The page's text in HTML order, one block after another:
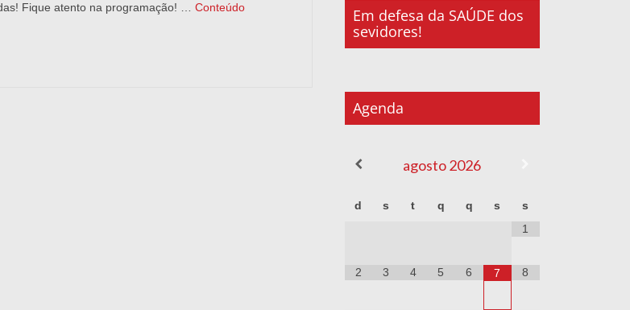
Fique atento na programação! … Conteúdo
Em defesa da SAÚDE dos
sevidores!
Agenda
agosto 2026
d s t q q s
s
1
2 3 4 5 6 7 8